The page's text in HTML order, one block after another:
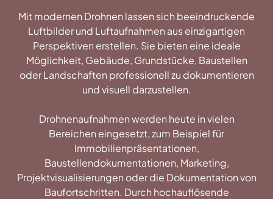
Mit modernen Drohnen lassen sich beeindruckende
Luftbilder und Luftaufnahmen aus einzigartigen
Perspektiven erstellen. Sie bieten eine ideale
Möglichkeit, Gebäude, Grundstücke, Baustellen
oder Landschaften professionell zu dokumentieren
und visuell darzustellen.
Drohnenaufnahmen werden heute in vielen
Bereichen eingesetzt, zum Beispiel für
Immobilienpräsentationen,
Baustellendokumentationen, Marketing,
Projektvisualisierungen oder die Dokumentation von
Baufortschritten. Durch hochauflösende